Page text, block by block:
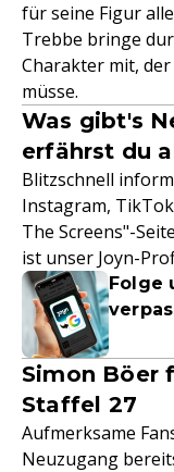
für seine Figur
Trebbe bringe
Charakter mit,
müsse.
Was gibt's
erfährst du
Blitzschnell
Instagram,
The Screens"-
ist unser Joyn-
Folge
Simon Böer
Staffel 27
Aufmerksame
Neuzugang